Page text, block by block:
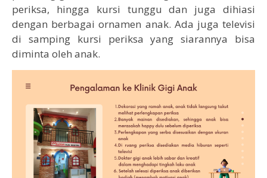
periksa, hingga kursi tunggu dan juga dihiasi
dengan berbagai ornamen anak. Ada juga televisi
di samping kursi periksa yang siarannya bisa
diminta oleh anak.